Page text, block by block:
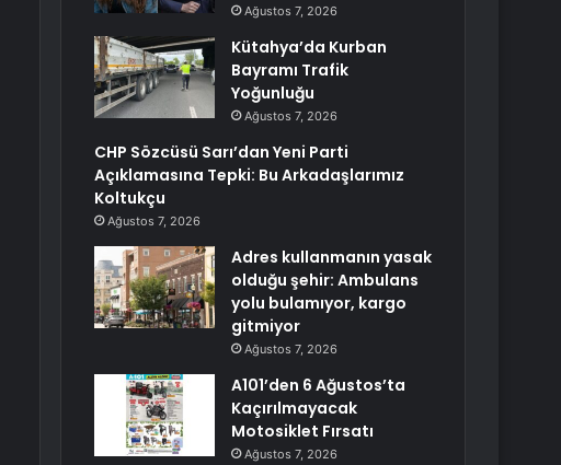
Ağustos 7, 2026
Kütahya’da Kurban
Bayramı Trafik
Yoğunluğu
Ağustos 7, 2026
CHP Sözcüsü Sarı’dan Yeni Parti
Açıklamasına Tepki: Bu Arkadaşlarımız
Koltukçu
Ağustos 7, 2026
Adres kullanmanın yasak
olduğu şehir: Ambulans
yolu bulamıyor, kargo
gitmiyor
Ağustos 7, 2026
A101’den 6 Ağustos’ta
Kaçırılmayacak
Motosiklet Fırsatı
Ağustos 7, 2026